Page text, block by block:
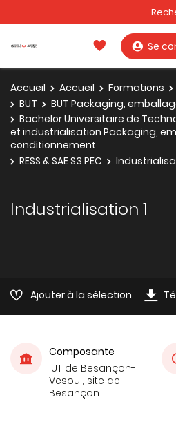
Se
Accueil Accueil Formations
BUT
BUT Packaging,
Bachelor Universitaire de
et industrialisation Packaging,
conditionnement
RESS & SAE S3 PEC
Industrialisation 1
Ajouter à la sélection
Composante
IUT de Besançon-
Vesoul, site de
Besançon